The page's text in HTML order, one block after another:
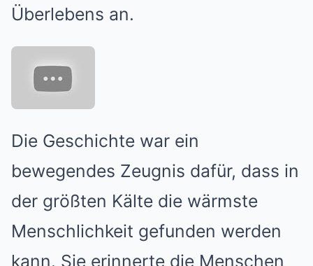
Überlebens an.
Die Geschichte war ein
bewegendes Zeugnis dafür, dass in
der größten Kälte die wärmste
Menschlichkeit gefunden werden
kann. Sie erinnerte die Menschen